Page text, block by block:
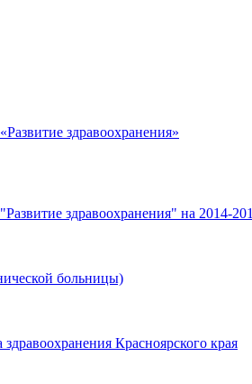
здравоохранения»
здравоохранения" на 2014-
больницы)
Красноярского края